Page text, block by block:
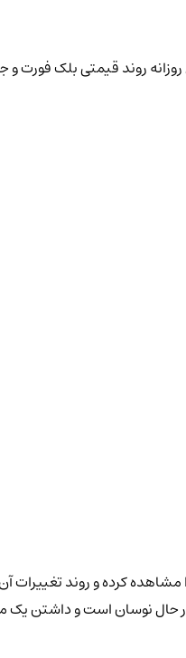
روند قیمتی بلک فورت و
مشاهده کرده و روند تغییرات
در حال نوسان است و داشتن